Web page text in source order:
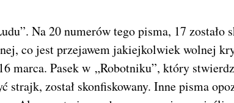
Na 20 numerów tego pisma, 17 zostało
co jest przejawem jakiejkolwiek wolnej
marca. Pasek w „Robotniku”, który
strajk, został skonfiskowany. Inne pisma